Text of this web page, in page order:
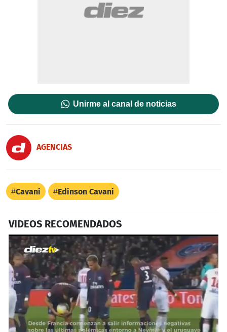
Unirme al canal de noticias
AGENCIAS
Cavani Edinson Cavani
VIDEOS RECOMENDADOS